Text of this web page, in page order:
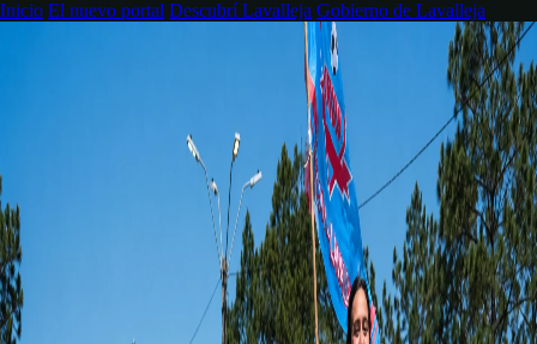
Inicio El nuevo portal Descubrí Lavalleja Gobierno de Lavalleja